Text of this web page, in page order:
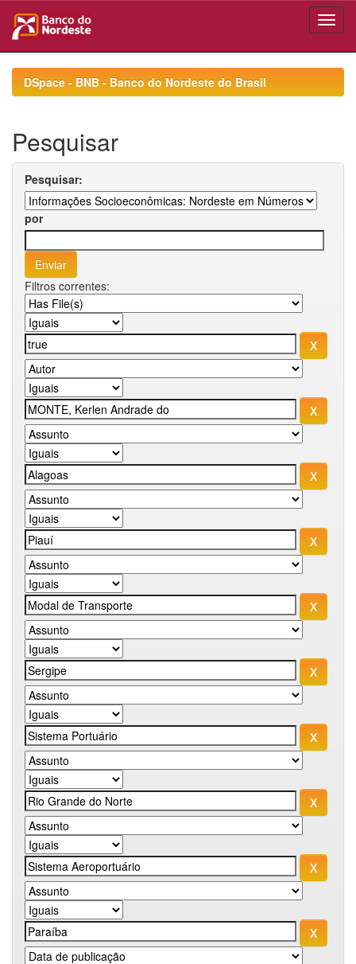
navigationDSpace - BNB - Banco do Nordeste do Brasil
Pesquisar
Pesquisar:
por
Filtros correntes: